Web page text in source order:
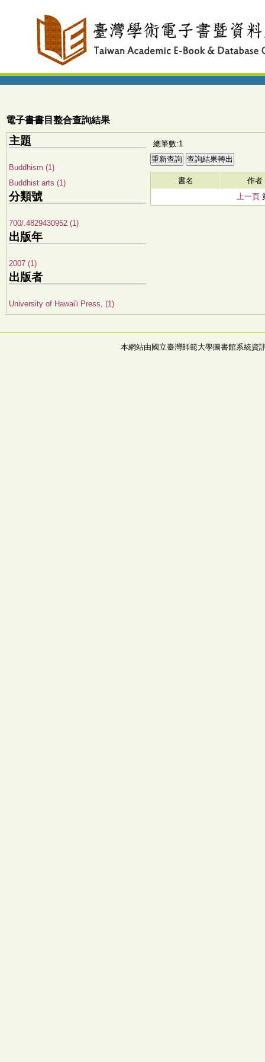
電子書書目整合查詢結果
主題
Buddhism (1)
Buddhist arts (1)
分類號
700/.4829430952 (1)
出版年
2007 (1)
出版者
University of Hawai'i Press, (1)
總筆數:1
書名
作者
上一頁
本網站由國立臺灣師範大學圖書館系統資